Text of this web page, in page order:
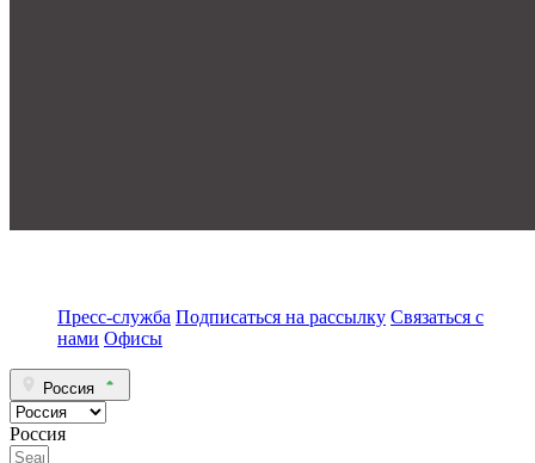
Пресс-служба Подписаться на рассылку Связаться с
нами Офисы
Россия
Россия